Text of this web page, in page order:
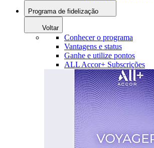
Programa de fidelização
Voltar
Conhecer o programa
Vantagens e status
Ganhe e utilize pontos
ALL Accor+ Subscrições